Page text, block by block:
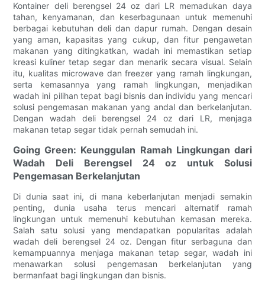
Kontainer deli berengsel 24 oz dari LR memadukan daya
tahan, kenyamanan, dan keserbagunaan untuk memenuhi
berbagai kebutuhan deli dan dapur rumah. Dengan desain
yang aman, kapasitas yang cukup, dan fitur pengawetan
makanan yang ditingkatkan, wadah ini memastikan setiap
kreasi kuliner tetap segar dan menarik secara visual. Selain
itu, kualitas microwave dan freezer yang ramah lingkungan,
serta kemasannya yang ramah lingkungan, menjadikan
wadah ini pilihan tepat bagi bisnis dan individu yang mencari
solusi pengemasan makanan yang andal dan berkelanjutan.
Dengan wadah deli berengsel 24 oz dari LR, menjaga
makanan tetap segar tidak pernah semudah ini.
Going Green: Keunggulan Ramah Lingkungan dari
Wadah Deli Berengsel 24 oz untuk Solusi
Pengemasan Berkelanjutan
Di dunia saat ini, di mana keberlanjutan menjadi semakin
penting, dunia usaha terus mencari alternatif ramah
lingkungan untuk memenuhi kebutuhan kemasan mereka.
Salah satu solusi yang mendapatkan popularitas adalah
wadah deli berengsel 24 oz. Dengan fitur serbaguna dan
kemampuannya menjaga makanan tetap segar, wadah ini
menawarkan solusi pengemasan berkelanjutan yang
bermanfaat bagi lingkungan dan bisnis.